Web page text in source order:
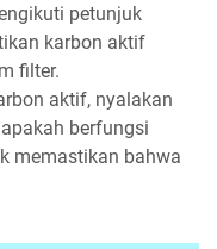
petunjuk
karbon aktif
filter.
aktif, nyalakan
berfungsi
memastikan bahwa